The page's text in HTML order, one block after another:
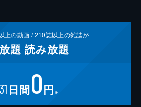
上の動画 /210誌以上の雑誌が
題 読み放題
31 日間0円 ※